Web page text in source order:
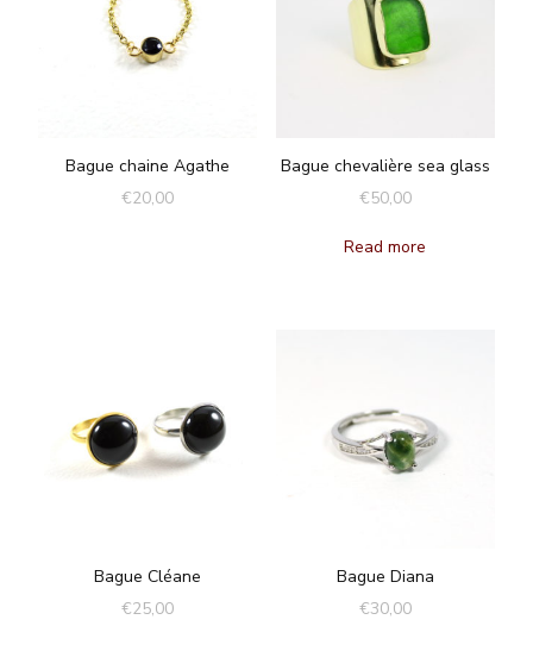
Bague chaine Agathe
€20,00
Bague chevalière sea glass
€50,00
Read more
Bague Cléane
€25,00
Bague Diana
€30,00